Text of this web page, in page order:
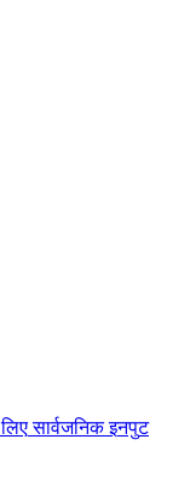
लए सरजनक इनपट